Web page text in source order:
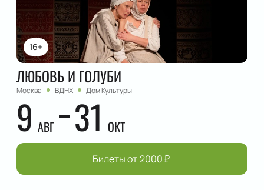
16+
ЛЮБОВЬ И ГОЛУБИ
Москва ВДНХ Дом Культуры
9 АВГ 31 ОКТ
Билеты от 2000₽